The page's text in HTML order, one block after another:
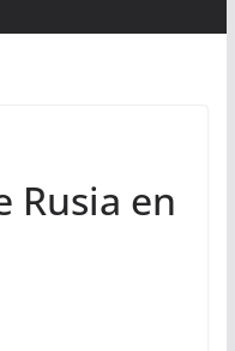
Rusia en